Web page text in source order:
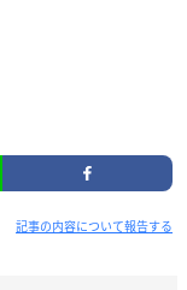
記事の内容について報告する